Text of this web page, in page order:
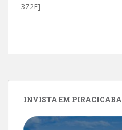
3Z2E]
INVISTA EM PIRACICABA